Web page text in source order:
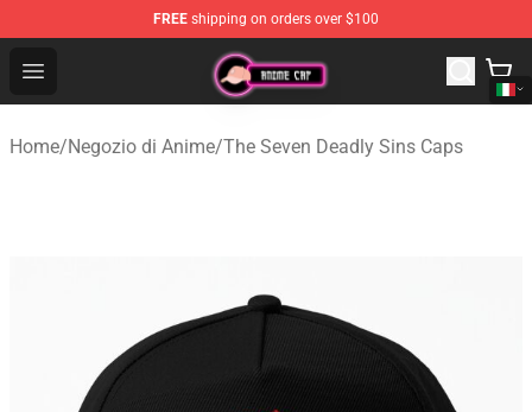
FREE shipping on orders over $100
Open menu
Anime Cap Shop - The Best Store of Anime Cap
Home/Negozio di Anime/The Seven Deadly Sins Caps